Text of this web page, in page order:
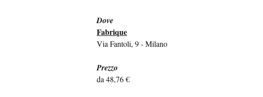
Dove
Fabrique
Via Fantoli, 9 - Milano
Prezzo
da 48,76 €